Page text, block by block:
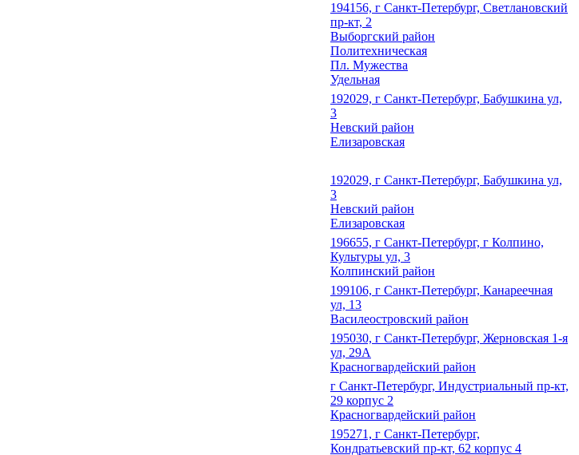
194156, г Санкт-Петербург, Светлановский
пр-кт, 2
Выборгский район
Политехническая
Пл. Мужества
Удельная
192029, г Санкт-Петербург, Бабушкина ул,
3
Невский район
Елизаровская
192029, г Санкт-Петербург, Бабушкина ул,
3
Невский район
Елизаровская
196655, г Санкт-Петербург, г Колпино,
Культуры ул, 3
Колпинский район
199106, г Санкт-Петербург, Канареечная
ул, 13
Василеостровский район
195030, г Санкт-Петербург, Жерновская 1-я
ул, 29А
Красногвардейский район
г Санкт-Петербург, Индустриальный пр-кт,
29 корпус 2
Красногвардейский район
195271, г Санкт-Петербург,
Кондратьевский пр-кт, 62 корпус 4